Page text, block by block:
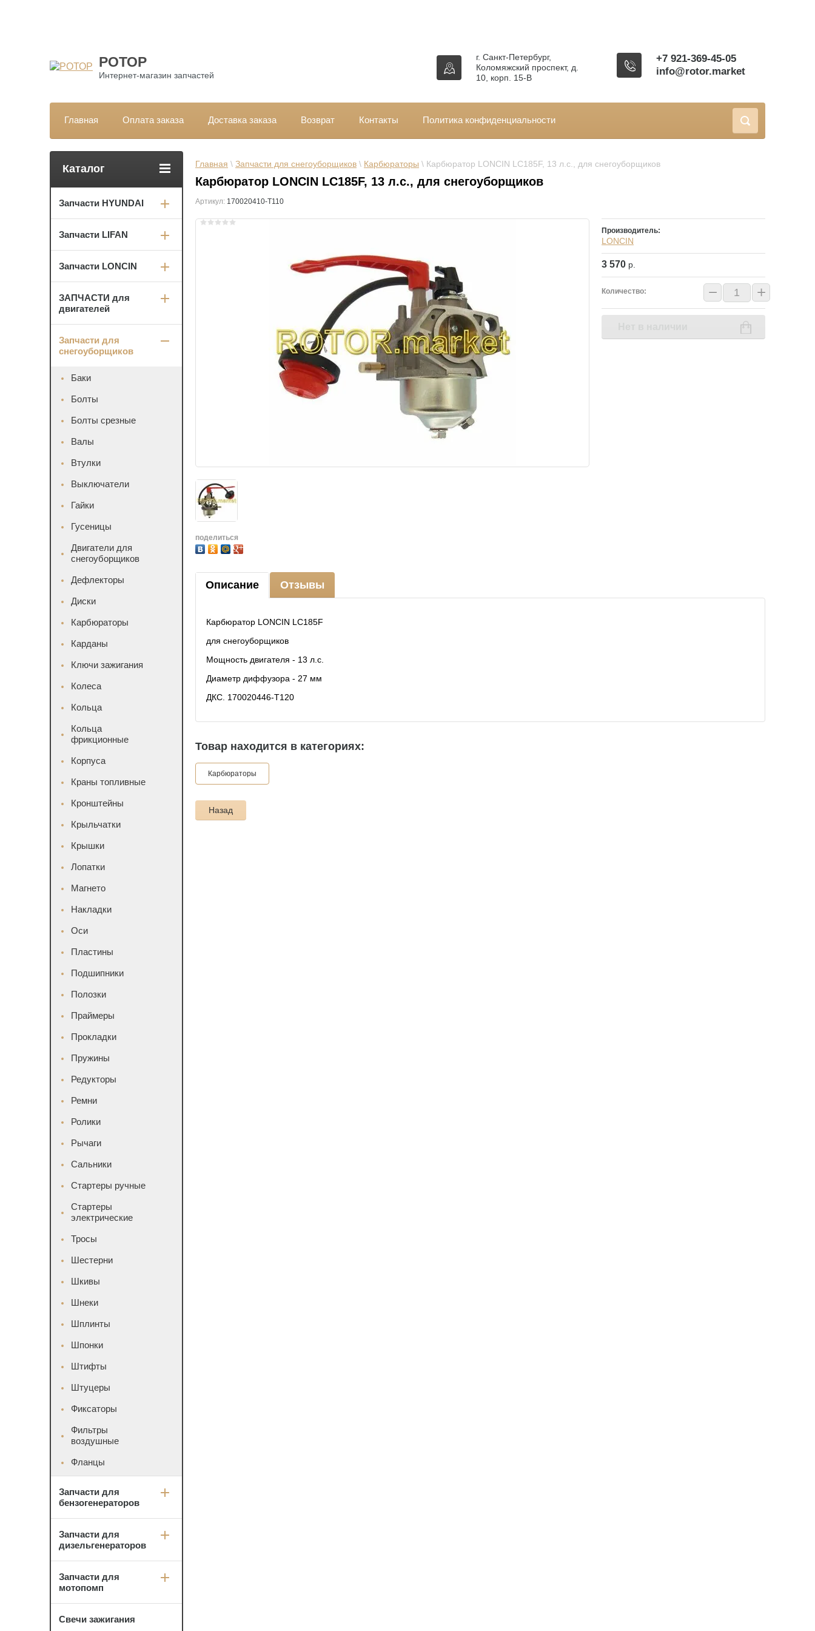
РОТОР
Интернет-магазин запчастей
+7 921-369-45-05
info@rotor.market
г. Санкт-Петербург,
Коломяжский проспект, д.
10, корп. 15-В
Главная Оплата заказа Доставка заказа Возврат Контакты Политика конфиденциальности
Главная \ Запчасти для снегоуборщиков \ Карбюраторы \ Карбюратор LONCIN LC185F, 13 л.с., для снегоуборщиков
Карбюратор LONCIN LC185F, 13 л.с., для снегоуборщиков
Артикул: 170020410-T110
поделиться
Производитель:
LONCIN
3 570 р.
Количество: − +
Описание Отзывы
Карбюратор LONCIN LC185F
для снегоуборщиков
Мощность двигателя - 13 л.с.
Диаметр диффузора - 27 мм
ДКС. 170020446-T120
Товар находится в категориях:
Карбюраторы
Назад
Каталог
Запчасти HYUNDAI
Запчасти LIFAN
Запчасти LONCIN
ЗАПЧАСТИ для
двигателей
Запчасти для
снегоуборщиков
Баки
Болты
Болты срезные
Валы
Втулки
Выключатели
Гайки
Гусеницы
Двигатели для
снегоуборщиков
Дефлекторы
Диски
Карбюраторы
Карданы
Ключи зажигания
Колеса
Кольца
Кольца
фрикционные
Корпуса
Краны топливные
Кронштейны
Крыльчатки
Крышки
Лопатки
Магнето
Накладки
Оси
Пластины
Подшипники
Полозки
Праймеры
Прокладки
Пружины
Редукторы
Ремни
Ролики
Рычаги
Сальники
Стартеры ручные
Стартеры
электрические
Тросы
Шестерни
Шкивы
Шнеки
Шплинты
Шпонки
Штифты
Штуцеры
Фиксаторы
Фильтры
воздушные
Фланцы
Запчасти для
бензогенераторов
Запчасти для
дизельгенераторов
Запчасти для
мотопомп
Свечи зажигания